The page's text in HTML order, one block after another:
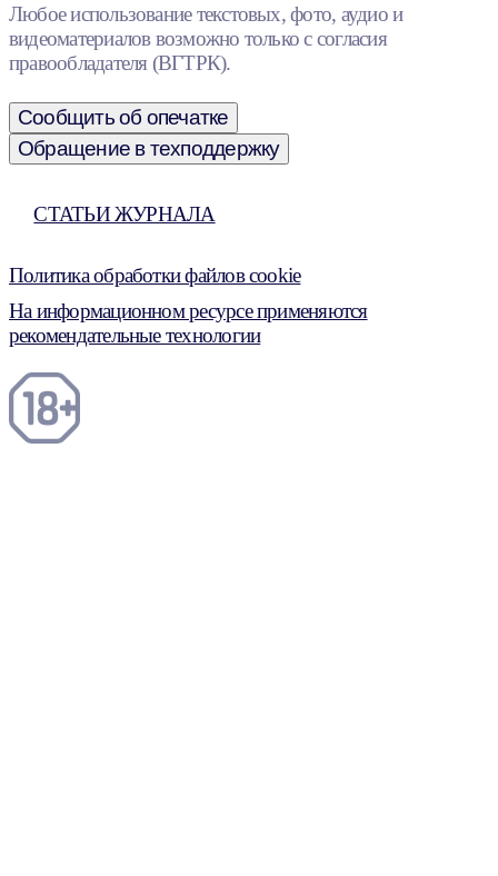
Любое использование текстовых, фото, аудио и
видеоматериалов возможно только с согласия
правообладателя (ВГТРК).
Сообщить об опечатке
Обращение в техподдержку
СТАТЬИ ЖУРНАЛА
Политика обработки файлов cookie
На информационном ресурсе применяются
рекомендательные технологии